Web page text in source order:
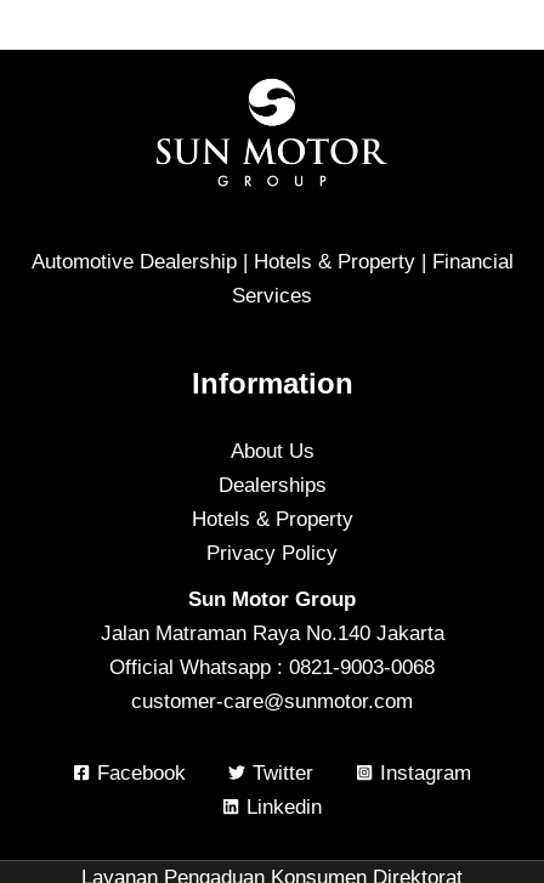
Automotive Dealership | Hotels & Property | Financial
Services
Information
About Us
Dealerships
Hotels & Property
Privacy Policy
Sun Motor Group
Jalan Matraman Raya No.140 Jakarta
Official Whatsapp : 0821-9003-0068
customer-care@sunmotor.com
Facebook Twitter
Instagram
Linkedin
Layanan Pengaduan Konsumen Direktorat